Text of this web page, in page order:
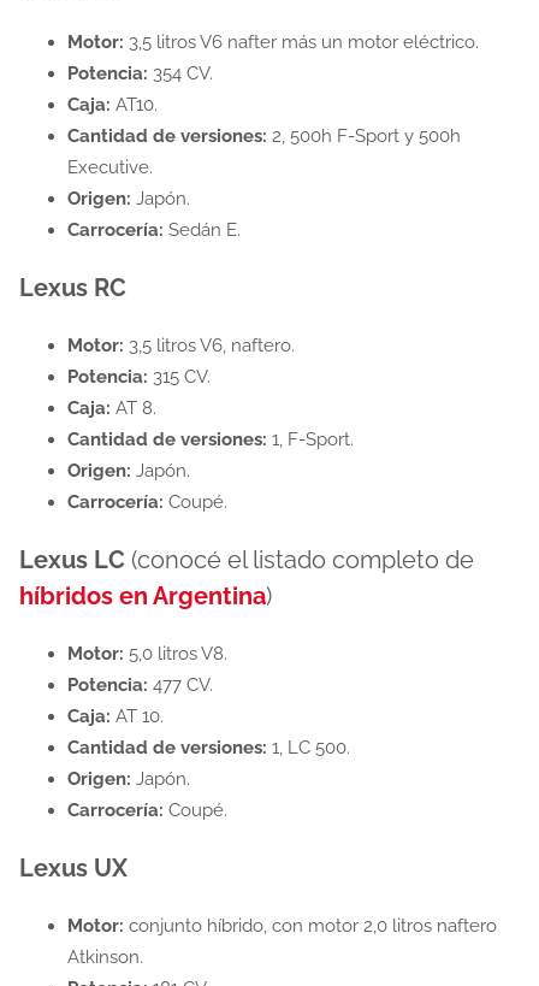
Motor: 3,5 litros V6 nafter más un motor eléctrico.
Potencia: 354 CV.
Caja: AT10.
Cantidad de versiones: 2, 500h F-Sport y 500h
Executive.
Origen: Japón.
Carrocería: Sedán E.
Lexus RC
Motor: 3,5 litros V6, naftero.
Potencia: 315 CV.
Caja: AT 8.
Cantidad de versiones: 1, F-Sport.
Origen: Japón.
Carrocería: Coupé.
Lexus LC (conocé el listado completo de
híbridos en Argentina)
Motor: 5,0 litros V8.
Potencia: 477 CV.
Caja: AT 10.
Cantidad de versiones: 1, LC 500.
Origen: Japón.
Carrocería: Coupé.
Lexus UX
Motor: conjunto híbrido, con motor 2,0 litros naftero
Atkinson.